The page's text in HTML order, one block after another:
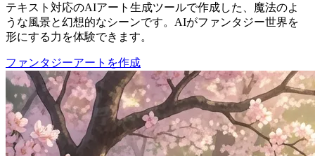
テキスト対応のAIアート生成ツールで作成した、魔法のよ
うな風景と幻想的なシーンです。AIがファンタジー世界を
形にする力を体験できます。
ファンタジーアートを作成